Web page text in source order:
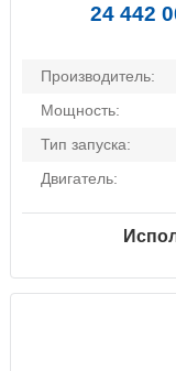
24 442
Производитель:
Мощность:
Тип запуска:
Двигатель: